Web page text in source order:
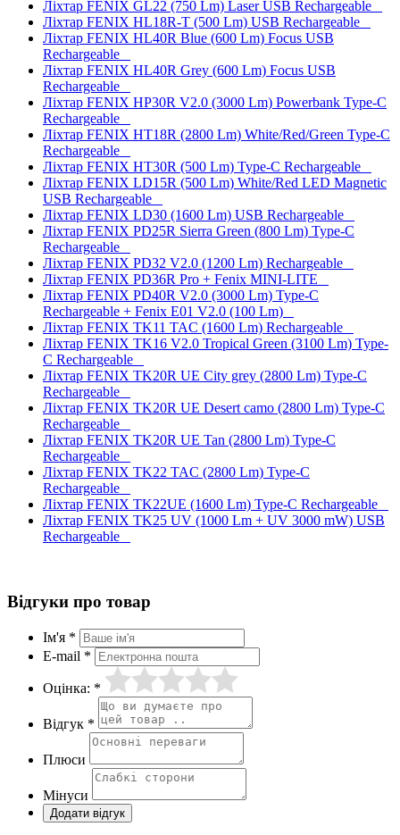
Ліхтар FENIX GL22 (750 Lm) Laser USB Rechargeable
Ліхтар FENIX HL18R-T (500 Lm) USB Rechargeable
Ліхтар FENIX HL40R Blue (600 Lm) Focus USB
Rechargeable
Ліхтар FENIX HL40R Grey (600 Lm) Focus USB
Rechargeable
Ліхтар FENIX HP30R V2.0 (3000 Lm) Powerbank Type-C
Rechargeable
Ліхтар FENIX HT18R (2800 Lm) White/Red/Green Type-C
Rechargeable
Ліхтар FENIX HT30R (500 Lm) Type-C Rechargeable
Ліхтар FENIX LD15R (500 Lm) White/Red LED Magnetic
USB Rechargeable
Ліхтар FENIX LD30 (1600 Lm) USB Rechargeable
Ліхтар FENIX PD25R Sierra Green (800 Lm) Type-C
Rechargeable
Ліхтар FENIX PD32 V2.0 (1200 Lm) Rechargeable
Ліхтар FENIX PD36R Pro + Fenix MINI-LITE
Ліхтар FENIX PD40R V2.0 (3000 Lm) Type-C
Rechargeable + Fenix E01 V2.0 (100 Lm)
Ліхтар FENIX TK11 TAC (1600 Lm) Rechargeable
Ліхтар FENIX TK16 V2.0 Tropical Green (3100 Lm) Type-
C Rechargeable
Ліхтар FENIX TK20R UE City grey (2800 Lm) Type-C
Rechargeable
Ліхтар FENIX TK20R UE Desert camo (2800 Lm) Type-C
Rechargeable
Ліхтар FENIX TK20R UE Tan (2800 Lm) Type-C
Rechargeable
Ліхтар FENIX TK22 TAC (2800 Lm) Type-C
Rechargeable
Ліхтар FENIX TK22UE (1600 Lm) Type-C Rechargeable
Ліхтар FENIX TK25 UV (1000 Lm + UV 3000 mW) USB
Rechargeable
Відгуки про товар
Ім'я *
E-mail *
Оцінка: *
Відгук *
Плюси
Мінуси